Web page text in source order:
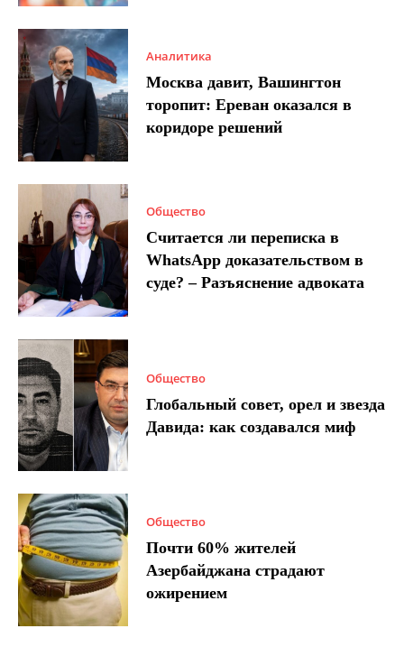
Аналитика
Москва давит, Вашингтон
торопит: Ереван оказался в
коридоре решений
Общество
Считается ли переписка в
WhatsApp доказательством в
суде? – Разъяснение адвоката
Общество
Глобальный совет, орел и звезда
Давида: как создавался миф
Общество
Почти 60% жителей
Азербайджана страдают
ожирением